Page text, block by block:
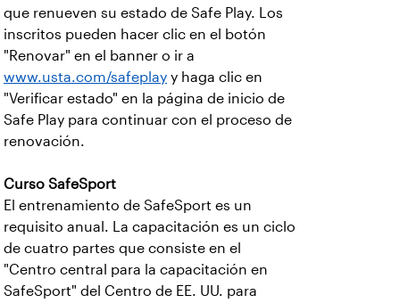
que renueven su estado de Safe Play. Los
inscritos pueden hacer clic en el botón
"Renovar" en el banner o ir a
www.usta.com/safeplay y haga clic en
"Verificar estado" en la página de inicio de
Safe Play para continuar con el proceso de
renovación.
Curso SafeSport
El entrenamiento de SafeSport es un
requisito anual. La capacitación es un ciclo
de cuatro partes que consiste en el
"Centro central para la capacitación en
SafeSport" del Centro de EE. UU. para